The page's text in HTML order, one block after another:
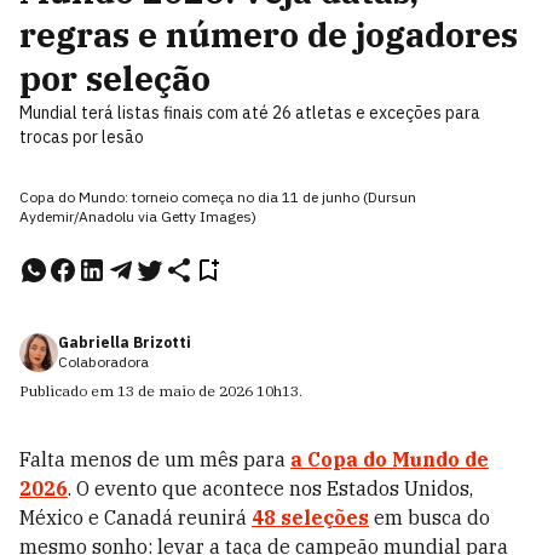
regras e número de jogadores
por seleção
Mundial terá listas finais com até 26 atletas e exceções para
trocas por lesão
Copa do Mundo: torneio começa no dia 11 de junho (Dursun
Aydemir/Anadolu via Getty Images)
Gabriella Brizotti
Colaboradora
Publicado em 13 de maio de 2026 10h13.
Falta menos de um mês para a Copa do Mundo de
2026. O evento que acontece nos Estados Unidos,
México e Canadá reunirá 48 seleções em busca do
mesmo sonho: levar a taça de campeão mundial para